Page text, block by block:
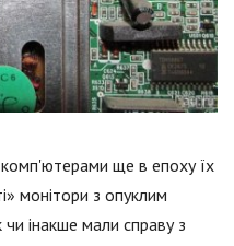
комп'ютерами ще в епоху їх
монітори з опуклим
чи інакше мали справу з